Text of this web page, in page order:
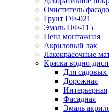
Очиститель
Грунт ГФ-021
Эмаль ПФ-115
Пена монтажная
Акриловый лак
Лакокрасочные
Краска водно-
Для садовых
Дорожная
Интерьерная
Фасадная
Эмаль